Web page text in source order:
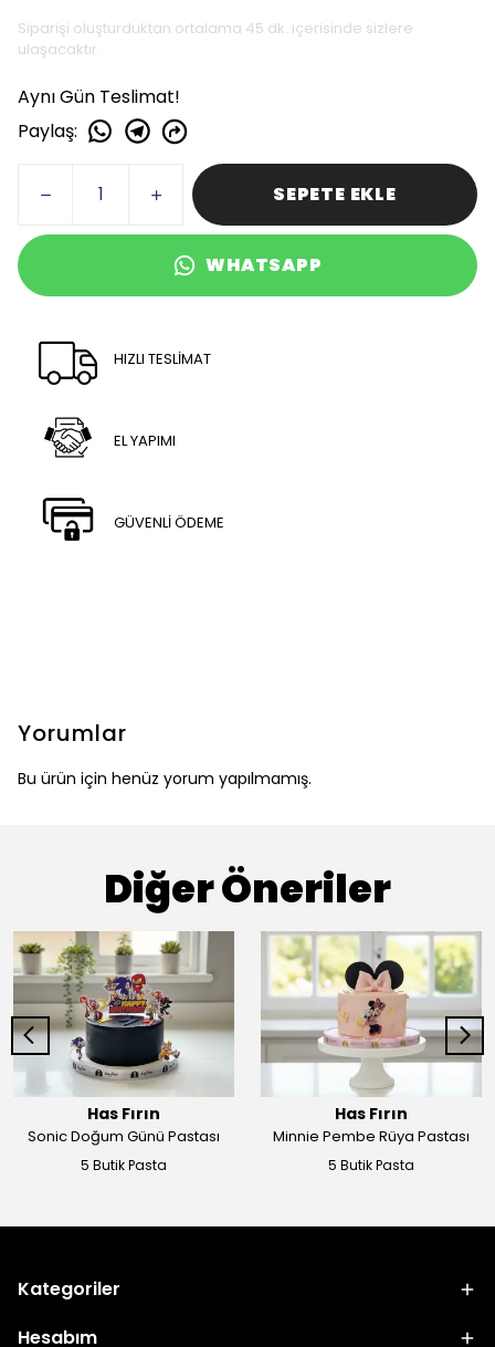
Siparişi oluşturduktan ortalama 45 dk. içerisinde sizlere
ulaşacaktır.
Aynı Gün Teslimat!
Paylaş:
SEPETE EKLE
WHATSAPP
HIZLI TESLİMAT
EL YAPIMI
GÜVENLİ ÖDEME
Yorumlar
Bu ürün için henüz yorum yapılmamış.
Diğer Öneriler
Has Fırın
Sonic Doğum Günü Pastası
5 Butik Pasta
Has Fırın
Minnie Pembe Rüya Pastası
5 Butik Pasta
Kategoriler
Hesabım